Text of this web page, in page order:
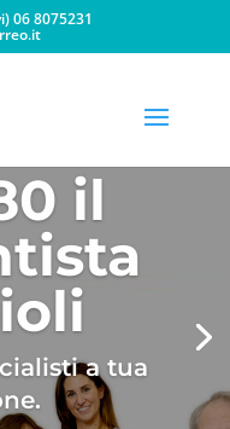
06 8075231
il
a tua